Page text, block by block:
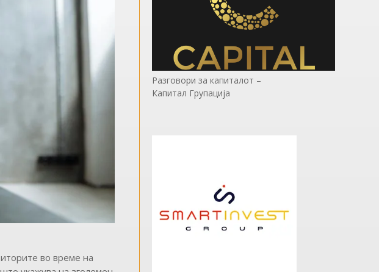
во време на
Разговори за капиталот –
Капитал Групација